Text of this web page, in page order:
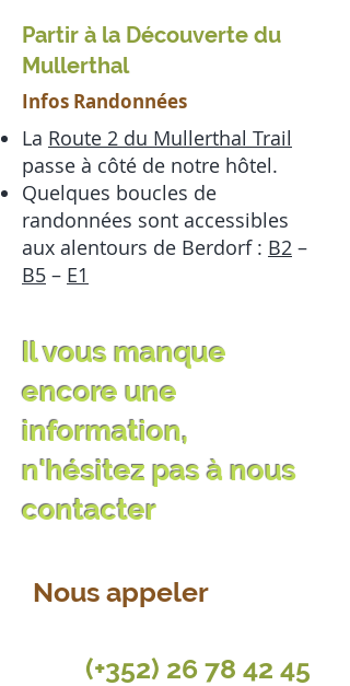
Partir à la Découverte du
Mullerthal
Infos Randonnées
La Route 2 du Mullerthal Trail
passe à côté de notre hôtel.
Quelques boucles de
randonnées sont accessibles
aux alentours de Berdorf : B2 –
B5 – E1
Il vous manque
encore une
information,
n'hésitez pas à nous
contacter
Nous appeler
(+352) 26 78 42 45